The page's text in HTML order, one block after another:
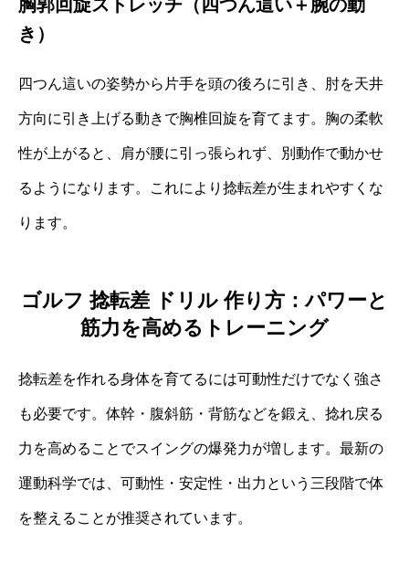
胸郭回旋ストレッチ（四つん這い＋腕の動
き）
四つん這いの姿勢から片手を頭の後ろに引き、肘を天井
方向に引き上げる動きで胸椎回旋を育てます。胸の柔軟
性が上がると、肩が腰に引っ張られず、別動作で動かせ
るようになります。これにより捻転差が生まれやすくな
ります。
ゴルフ 捻転差 ドリル 作り方：パワーと
筋力を高めるトレーニング
捻転差を作れる身体を育てるには可動性だけでなく強さ
も必要です。体幹・腹斜筋・背筋などを鍛え、捻れ戻る
力を高めることでスイングの爆発力が増します。最新の
運動科学では、可動性・安定性・出力という三段階で体
を整えることが推奨されています。